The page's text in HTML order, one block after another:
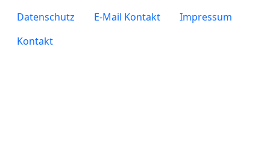
legals
Datenschutz E-Mail Kontakt
Impressum
Kontakt